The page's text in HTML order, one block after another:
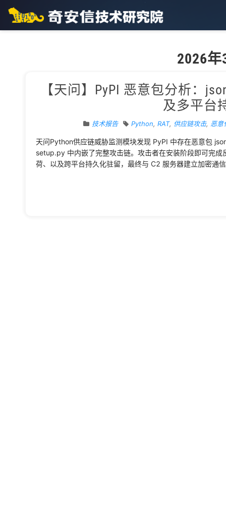
2026年
【天问】PyPI 恶意包分析：
及多平台
技术报告 Python,RAT, 供应链攻击, 恶意
天问Python供应链威胁监测模块发现 PyPI 中存在恶意包
setup.py 中内嵌了完整攻击链。攻击者在安装阶段即可完
荷、以及跨平台持久化驻留，最终与 C2 服务器建立加密通